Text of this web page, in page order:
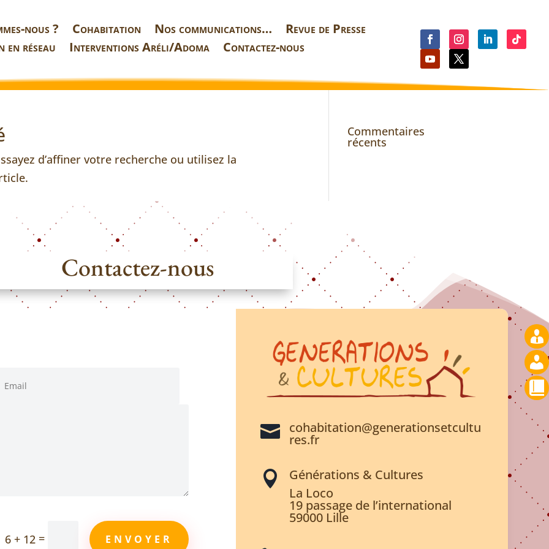
nous ? Cohabitation Nos communications…
Revue de Presse
en réseau
Interventions Aréli/Adoma Contactez-nous
d’affiner votre recherche ou utilisez la
Commentaires
récents
Contactez-nous
6 + 12 = ENVOYER
 cohabitation@generationsetcultu
res.fr

Générations & Cultures
La Loco
19 passage de l’international
59000 Lille